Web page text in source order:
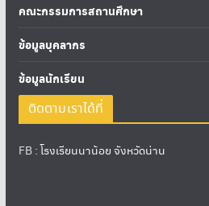
คณะกรรมการสถานศึกษา
ข้อมูลบุคลากร
ข้อมูลนักเรียน
ติดตามเราได้ที่
FB :โรงเรียนนาน้อย จังหวัดน่าน